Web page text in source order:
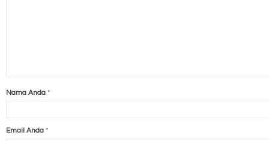
Nama Anda *
Email Anda *